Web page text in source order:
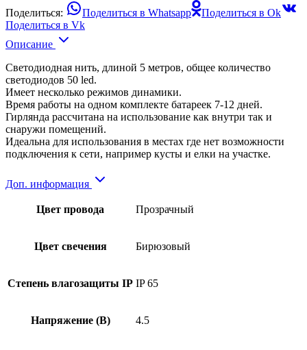
Поделиться:
Поделиться в Whatsapp
Поделиться в Ok
Поделиться в Vk
Описание
Светодиодная нить, длиной 5 метров, общее количество
светодиодов 50 led.
Имеет несколько режимов динамики.
Время работы на одном комплекте батареек 7-12 дней.
Гирлянда рассчитана на использование как внутри так и
снаружи помещений.
Идеальна для использования в местах где нет возможности
подключения к сети, например кусты и елки на участке.
Доп. информация
Цвет провода Прозрачный
Цвет свечения Бирюзовый
Степень влагозащиты IP IP 65
Напряжение (В) 4.5